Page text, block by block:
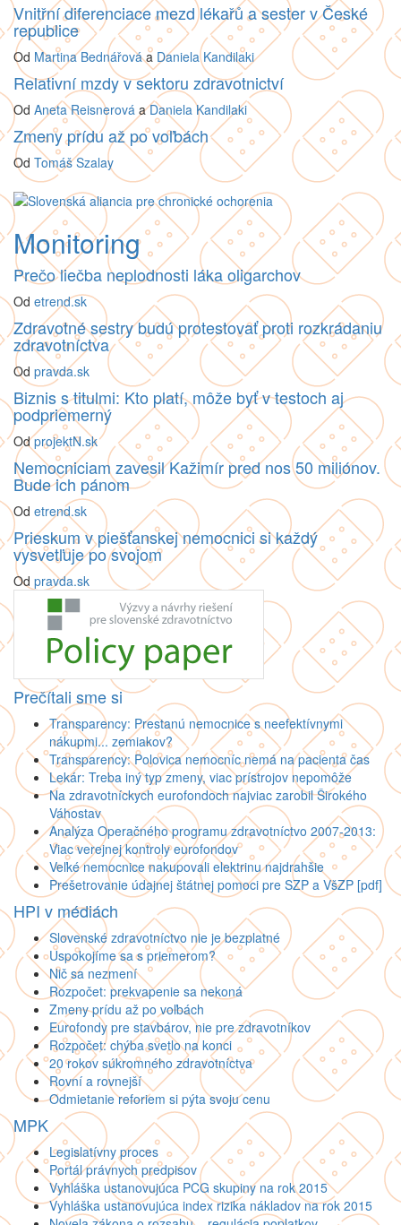
Vnitřní diferenciace mezd lékařů a sester v České
republice
Od Martina Bednářováa Daniela Kandilaki
Relativní mzdy v sektoru zdravotnictví
Od Aneta Reisnerová aDaniela Kandilaki
Zmeny prídu až po voľbách
Od Tomáš Szalay
Monitoring
Prečo liečba neplodnosti láka oligarchov
Od etrend.sk
Zdravotné sestry budú protestovať proti rozkrádaniu
zdravotníctva
Od pravda.sk
Biznis s titulmi: Kto platí, môže byť v testoch aj
podpriemerný
OdprojektN.sk
Nemocniciam zavesil Kažimír pred nos 50 miliónov.
Bude ich pánom
Od etrend.sk
Prieskum v piešťanskej nemocnici si každý
vysvetľuje po svojom
Od pravda.sk
Prečítali sme si
Transparency: Prestanú nemocnice s neefektívnymi
nákupmi... zemiakov?
Transparency: Polovica nemocníc nemá na pacienta čas
Lekár: Treba iný typ zmeny, viac prístrojov nepomôže
Na zdravotníckych eurofondoch najviac zarobil Širokého
Váhostav
Analýza Operačného programu zdravotníctvo 2007-2013:
Viac verejnej kontroly eurofondov
Veľké nemocnice nakupovali elektrinu najdrahšie
Prešetrovanie údajnej štátnej pomoci pre SZP a VšZP [pdf]
HPI v médiách
Slovenské zdravotníctvo nie je bezplatné
Uspokojíme sa s priemerom?
Nič sa nezmení
Rozpočet: prekvapenie sa nekoná
Zmeny prídu až po voľbách
Eurofondy pre stavbárov, nie pre zdravotníkov
Rozpočet: chýba svetlo na konci
20 rokov súkromného zdravotníctva
Rovní a rovnejší
Odmietanie reforiem si pýta svoju cenu
MPK
Legislatívny proces
Portál právnych predpisov
Vyhláška ustanovujúca PCG skupiny na rok 2015
Vyhláška ustanovujúca index rizika nákladov na rok 2015